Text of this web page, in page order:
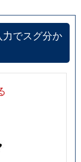
でスグ分か